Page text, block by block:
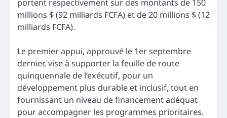
portent respectivement sur des montants de 150
millions $ (92 milliards FCFA) et de 20 millions $ (12
milliards FCFA).
Le premier appui, approuvé le 1er septembre
dernier, vise à supporter la feuille de route
quinquennale de l’exécutif, pour un
développement plus durable et inclusif, tout en
fournissant un niveau de financement adéquat
pour accompagner les programmes prioritaires.